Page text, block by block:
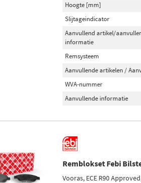
Hoogte [mm]
Slijtageindicator
Aanvullend artikel/
informatie
Remsysteem
Aanvullende artikelen /
WVA-nummer
Aanvullende informatie
Remblokset Febi
Vooras, ECE R90